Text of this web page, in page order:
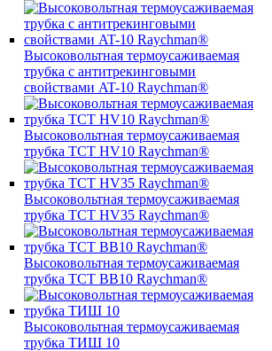
Высоковольтная термоусаживаемая
трубка с антитрекинговыми
свойствами AT-10 Raychman®
Высоковольтная термоусаживаемая
трубка TCT HV10 Raychman®
Высоковольтная термоусаживаемая
трубка TCT HV35 Raychman®
Высоковольтная термоусаживаемая
трубка TCT BB10 Raychman®
Высоковольтная термоусаживаемая
трубка ТИШ 10